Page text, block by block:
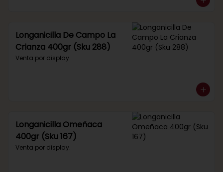
Longanicilla De Campo La
Crianza 400gr (Sku 288)
Venta por display.
Longanicilla Omeñaca
400gr (Sku 167)
Venta por display.